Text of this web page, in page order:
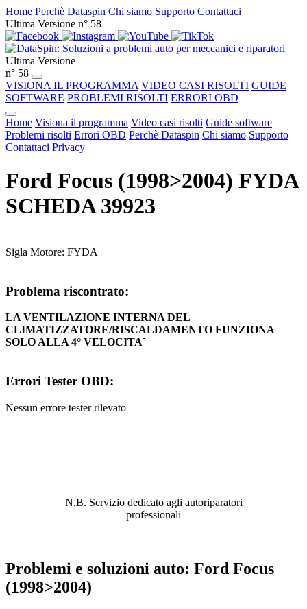
Home Perchè Dataspin Chi siamo Supporto Contattaci
Ultima Versione n° 58
Ultima Versione
n° 58
VISIONA IL PROGRAMMA VIDEO CASI RISOLTI GUIDE
SOFTWARE PROBLEMI RISOLTI ERRORI OBD
Home Visiona il programma Video casi risolti Guide software
Problemi risolti Errori OBD Perchè Dataspin Chi siamo Supporto
Contattaci Privacy
Ford Focus (1998>2004) FYDA
SCHEDA 39923
Sigla Motore: FYDA
Problema riscontrato:
LA VENTILAZIONE INTERNA DEL
CLIMATIZZATORE/RISCALDAMENTO FUNZIONA
SOLO ALLA 4° VELOCITA`
Errori Tester OBD:
Nessun errore tester rilevato
N.B. Servizio dedicato agli autoriparatori
professionali
Problemi e soluzioni auto: Ford Focus
(1998>2004)